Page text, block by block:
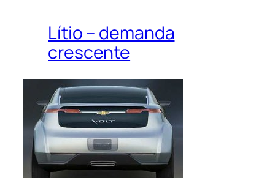
Lítio – demanda
crescente